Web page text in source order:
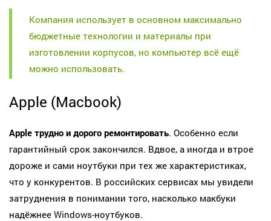
Компания использует в основном максимально
бюджетные технологии и материалы при
изготовлении корпусов, но компьютер всё ещё
можно использовать.
Apple (Macbook)
Apple трудно и дорого ремонтировать. Особенно если
гарантийный срок закончился. Вдвое, а иногда и втрое
дороже и сами ноутбуки при тех же характеристиках,
что у конкурентов. В российских сервисах мы увидели
затруднения в понимании того, насколько макбуки
надёжнее Windows-ноутбуков.